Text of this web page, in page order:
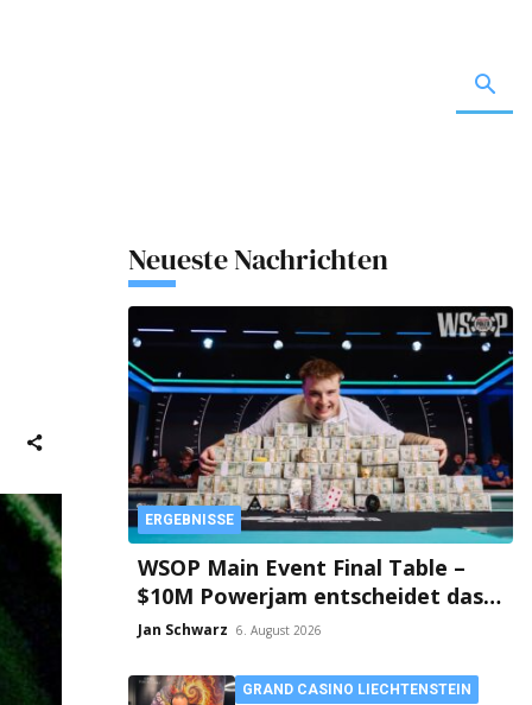
Neueste Nachrichten
ERGEBNISSE
WSOP Main Event Final Table –
$10M Powerjam entscheidet das
Heads-Up zwischen Jumalon und
Jan Schwarz 6. August 2026
GRAND CASINO LIECHTENSTEIN